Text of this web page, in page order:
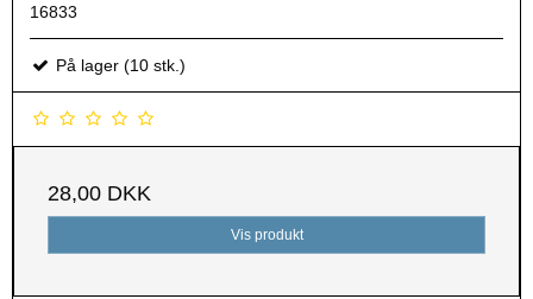
16833
På lager (10 stk.)
28,00 DKK
Vis produkt